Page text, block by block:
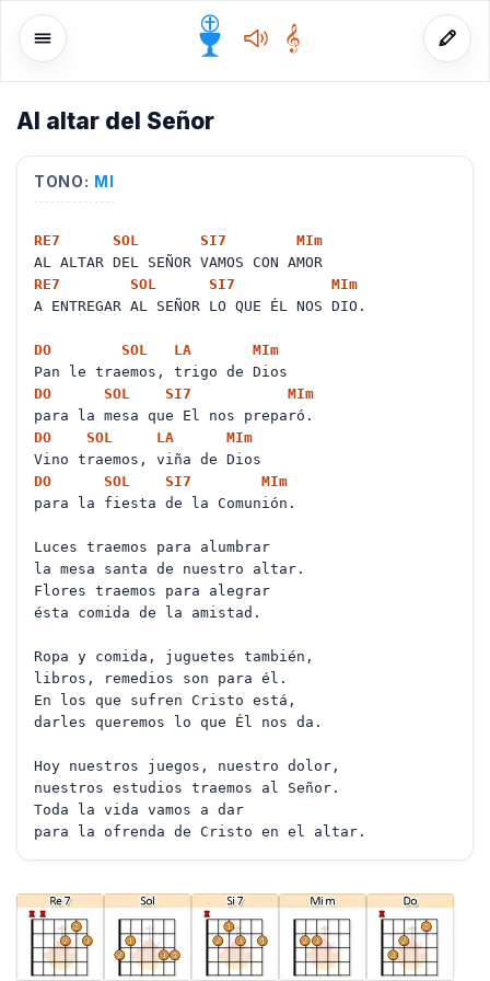
Al altar del Señor
TONO: MI
RE7 SOL SI7 MIm
AL ALTAR DEL SEÑOR VAMOS CON AMOR
RE7 SOL SI7 MIm
A ENTREGAR AL SEÑOR LO QUE ÉL NOS DIO.
DO SOL LA MIm
Pan le traemos, trigo de Dios
DO
SOL SI7 MIm
para la mesa que El nos preparó.
DO
SOL LA MIm
Vino traemos, viña de Dios
DO
SOL SI7 MIm
para la fiesta de la Comunión.
Luces traemos para alumbrar
la mesa santa de nuestro altar.
Flores traemos para alegrar
ésta comida de la amistad.
Ropa y comida, juguetes también,
libros, remedios son para él.
En los que sufren Cristo está,
darles queremos lo que Él nos da.
Hoy nuestros juegos, nuestro dolor,
nuestros estudios traemos al Señor.
Toda la vida vamos a dar
para la ofrenda de Cristo en el altar.